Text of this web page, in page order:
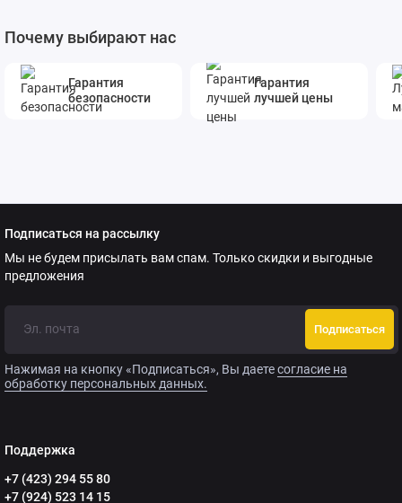
Почему выбирают нас
Гарантия
безопасности
Гарантия
лучшей цены
Подписаться на рассылку
Мы не будем присылать вам спам. Только скидки и выгодные
предложения
Подписаться
Нажимая на кнопку «Подписаться», Вы даетесогласие на
обработку персональных данных.
Поддержка
+7 (423) 294 55 80
+7 (924) 523 14 15